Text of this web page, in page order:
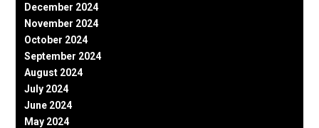
December 2024
November 2024
October 2024
September 2024
August 2024
July 2024
June 2024
May 2024